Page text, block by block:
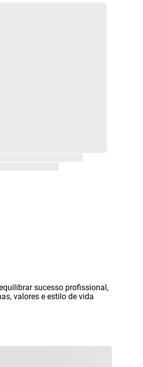
sucesso profissional,
, valores e estilo de vida